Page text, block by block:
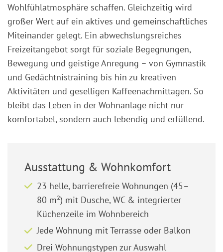
Wohlfühlatmosphäre schaffen. Gleichzeitig wird
großer Wert auf ein aktives und gemeinschaftliches
Miteinander gelegt. Ein abwechslungsreiches
Freizeitangebot sorgt für soziale Begegnungen,
Bewegung und geistige Anregung – von Gymnastik
und Gedächtnistraining bis hin zu kreativen
Aktivitäten und geselligen Kaffeenachmittagen. So
bleibt das Leben in der Wohnanlage nicht nur
komfortabel, sondern auch lebendig und erfüllend.
Ausstattung & Wohnkomfort
23 helle, barrierefreie Wohnungen (45–
80 m²) mit Dusche, WC & integrierter
Küchenzeile im Wohnbereich
Jede Wohnung mit Terrasse oder Balkon
Drei Wohnungstypen zur Auswahl